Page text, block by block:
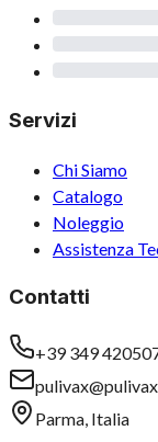
Servizi
Chi Siamo
Catalogo
Noleggio
Assistenza
Contatti
+39 349
Parma, Italia